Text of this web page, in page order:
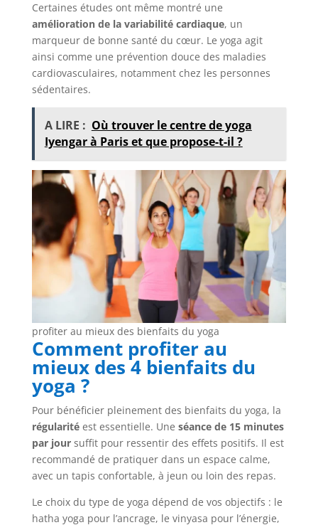
Certaines études ont même montré une
amélioration de la variabilité cardiaque, un
marqueur de bonne santé du cœur. Le yoga agit
ainsi comme une prévention douce des maladies
cardiovasculaires, notamment chez les personnes
sédentaires.
A LIRE : Où trouver le centre de yoga
Iyengar à Paris et que propose-t-il ?
profiter au mieux des bienfaits du yoga
Comment profiter au
mieux des 4 bienfaits du
yoga ?
Pour bénéficier pleinement des bienfaits du yoga, la
régularitéest essentielle. Une séance de 15 minutes
par joursuffit pour ressentir des effets positifs. Il est
recommandé de pratiquer dans un espace calme,
avec un tapis confortable, à jeun ou loin des repas.
Le choix du type de yoga dépend de vos objectifs : le
hatha yoga pour l’ancrage, le vinyasa pour l’énergie,